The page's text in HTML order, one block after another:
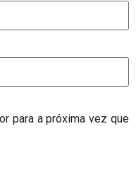
para a próxima vez que